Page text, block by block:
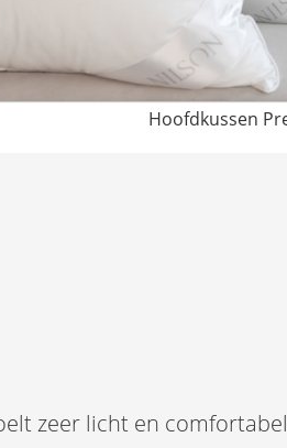
Hoofdkussen
zeer licht en